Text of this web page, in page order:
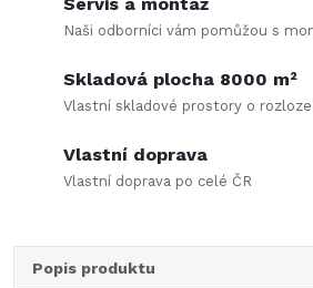
Naši odborníci vám pomůžou s
Skladová plocha 8000 m²
Vlastní skladové prostory o rozloze
Vlastní doprava
Vlastní doprava po celé ČR
Popis produktu